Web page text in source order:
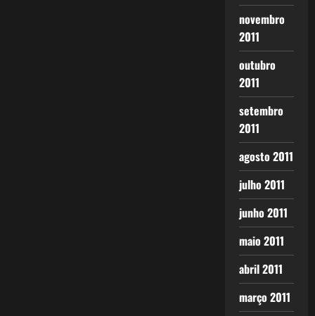
novembro
2011
outubro
2011
setembro
2011
agosto 2011
julho 2011
junho 2011
maio 2011
abril 2011
março 2011